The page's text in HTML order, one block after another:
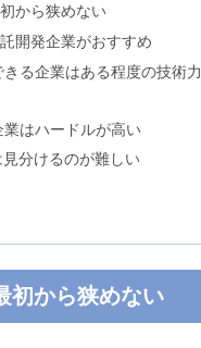
から狭めない
開発企業がおすすめ
る企業はある程度の技術
業はハードルが高い
見分けるのが難しい
初から狭めない